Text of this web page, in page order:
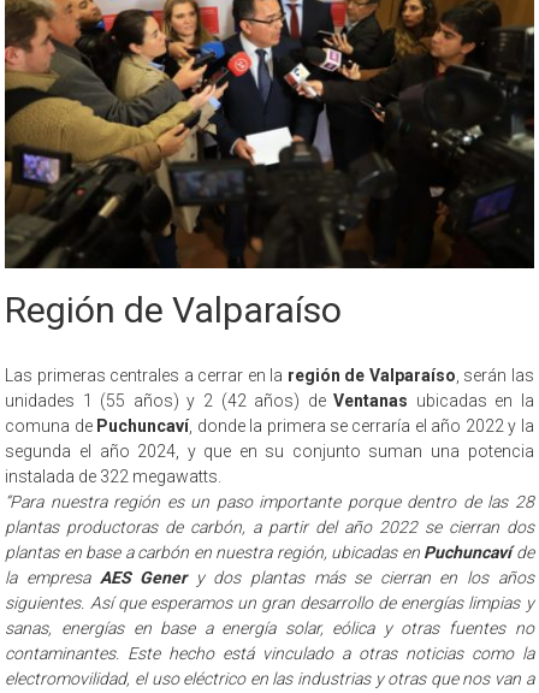
Región de Valparaíso
Las primeras centrales a cerrar en la región de Valparaíso , serán las
unidades 1 (55 años) y 2 (42 años) deVentanas ubicadas en la
comuna de Puchuncaví, donde la primera se cerraría el año 2022 y la
segunda el año 2024, y que en su conjunto suman una potencia
instalada de 322 megawatts.
“Para nuestra región es un paso importante porque dentro de las 28
plantas productoras de carbón, a partir del año 2022 se cierran dos
plantas en base a carbón en nuestra región, ubicadas en Puchuncavíde
la empresa AES Genery dos plantas más se cierran en los años
siguientes. Así que esperamos un gran desarrollo de energías limpias y
sanas, energías en base a energía solar, eólica y otras fuentes no
contaminantes. Este hecho está vinculado a otras noticias como la
electromovilidad, el uso eléctrico en las industrias y otras que nos van a